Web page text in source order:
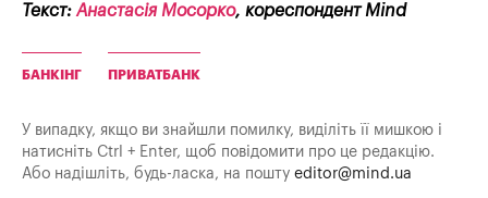
Текст: Анастасія Мосорко, кореспондент Mind
БАНКІНГ ПРИВАТБАНК
У випадку, якщо ви знайшли помилку, виділіть її мишкою і
натисніть Ctrl + Enter, щоб повідомити про це редакцію.
Або надішліть, будь-ласка, на пошту editor@mind.ua